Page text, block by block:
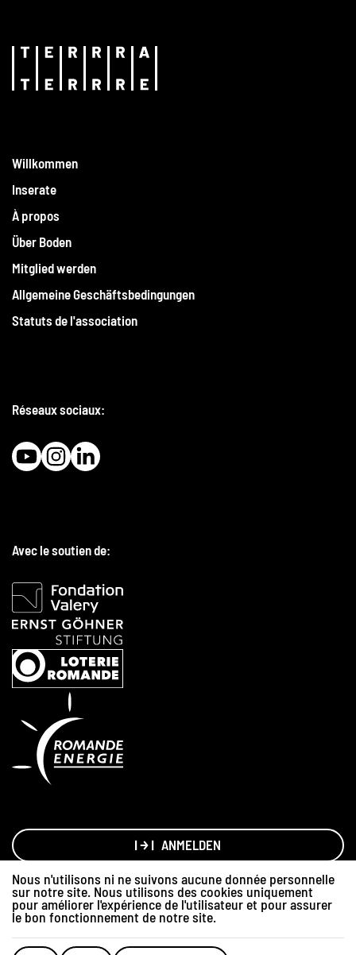
Nous n'utilisons ni ne suivons aucune donnée personnelle
sur notre site. Nous utilisons des cookies uniquement
pour améliorer l'expérience de l'utilisateur et pour assurer
le bon fonctionnement de notre site.
Willkommen
Inserate
À propos
Über Boden
Mitglied werden
Allgemeine Geschäftsbedingungen
Statuts de l'association
Réseaux sociaux:
Avec le soutien de:
ANMELDEN
Made with love by Hawaii Interactive
GrafikdesignSylvain Debraz